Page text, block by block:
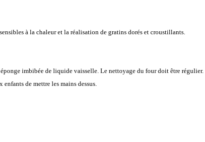
à la chaleur et la réalisation de gratins dorés et croustillants.
imbibée de liquide vaisselle. Le nettoyage du four doit être régulier.
de mettre les mains dessus.